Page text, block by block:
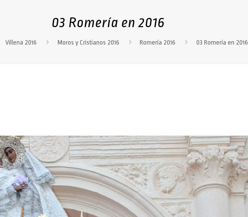
03 Romería en 2016
Villena 2016 Moros y Cristianos 2016 Romería 2016 03 Romería en 2016